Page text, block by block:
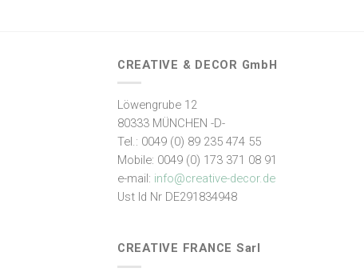
CREATIVE & DECOR GmbH
Löwengrube 12
80333 MÜNCHEN -D-
Tel.: 0049 (0) 89 235 474 55
Mobile: 0049 (0) 173 371 08 91
e-mail: info@creative-decor.de
Ust Id Nr DE291834948
CREATIVE FRANCE Sarl